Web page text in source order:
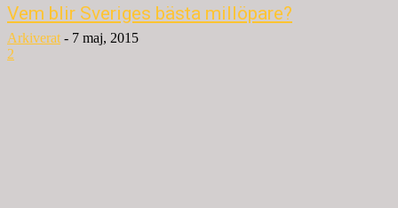
Vem blir Sveriges bästa millöpare?
Arkiverat - 7 maj, 2015
2